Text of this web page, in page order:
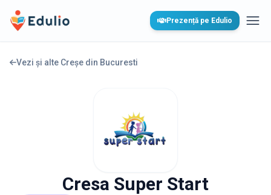
Edulio Prezență pe Edulio
Vezi și alte Creșe din Bucuresti
Cresa Super Start